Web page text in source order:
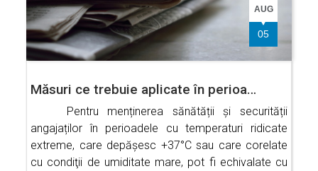
AUG
05
Măsuri ce trebuie aplicate în perioa…
Pentru menținerea sănătății și securității
angajaților în perioadele cu temperaturi ridicate
extreme, care depăşesc +37°C sau care corelate
cu condiţii de umiditate mare, pot fi echivalate cu